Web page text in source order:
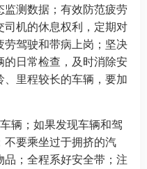
测数据；有效防范疲劳
机的休息权利，定期对
驾驶和带病上岗；坚决
日常检查，及时消除安
里程较长的车辆，要加
辆；如果发现车辆和驾
要乘坐过于拥挤的汽
；全程系好安全带；注